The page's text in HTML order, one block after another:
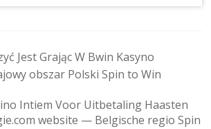
Jest Grając W Bwin Kasyno
obszar Polski Spin to Win
Intiem Voor Uitbetaling Haasten
website — Belgische regio Spin